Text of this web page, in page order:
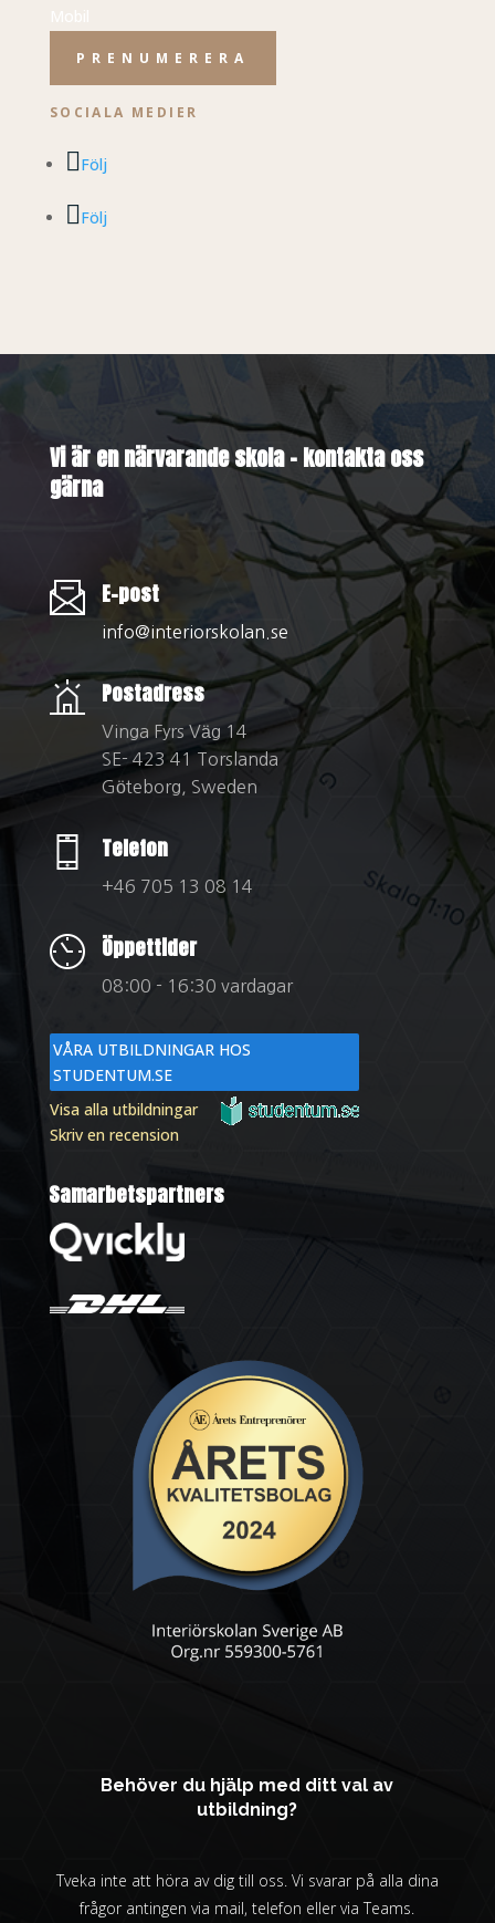
PRENUMERERA
SOCIALA MEDIER
Följ
Följ
Vi är en närvarande skola – kontakta oss
gärna
E-post
info@interiorskolan.se
Postadress
Vinga Fyrs Väg 14
SE- 423 41 Torslanda
Göteborg, Sweden
Telefon
+46 705 13 08 14
Öppettider
08:00 - 16:30 vardagar
VÅRA UTBILDNINGAR HOS
STUDENTUM.SE
Visa alla utbildningar
Skriv en recension
Samarbetspartners
Behöver du hjälp med ditt val av
utbildning?
Tveka inte att höra av dig till oss. Vi svarar på alla dina
frågor antingen via mail, telefon eller via Teams.